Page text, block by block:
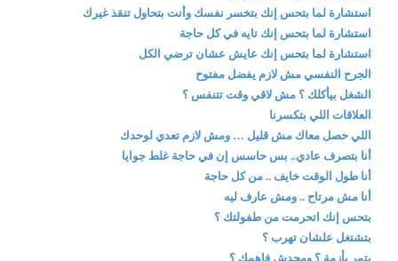
استشارة لما بتحس إنك بتخسر نفسك وأنت بتحاول تنقذ غيرك
استشارة لما بتحس إنك تايه في كل حاجة
استشارة لما بتحس إنك عايش عشان ترضي الكل
الجرح النفسي مش لازم يفضل مفتوح
الشغل بيأكلك ؟ مش لاقي وقت تتنفس ؟
العلاقات اللي بتكسرنا
اللي حصل معاك مش قليل … ومش لازم تعدي لوحدك
أنا بتصرف عادي.. بس حاسس إن في حاجة غلط جوايا
أنا طول الوقت خايف .. من كل حاجة
أنا مش مرتاح .. ومش عارف ليه
بتحس إنك اتحرمت من طفولتك ؟
بتشتغل علشان تهرب ؟
بتمر بأزمة ؟ ومحدش فاهمك ؟